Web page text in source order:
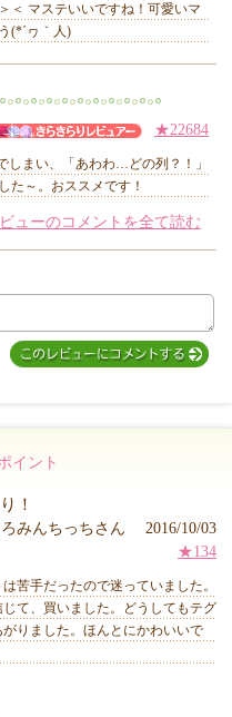
＜ マステいいですね！可愛いマ
(*´ヮ｀人)
★22684
まい、「あわわ…どの列？！」
た～。おススメです！
ューのコメントを全て読む
イント
！
みんちっちさん 2016/10/03
★134
苦手だったので迷っていました。
て、買いました。どうしてもテグ
りました。ほんとにかわいいで